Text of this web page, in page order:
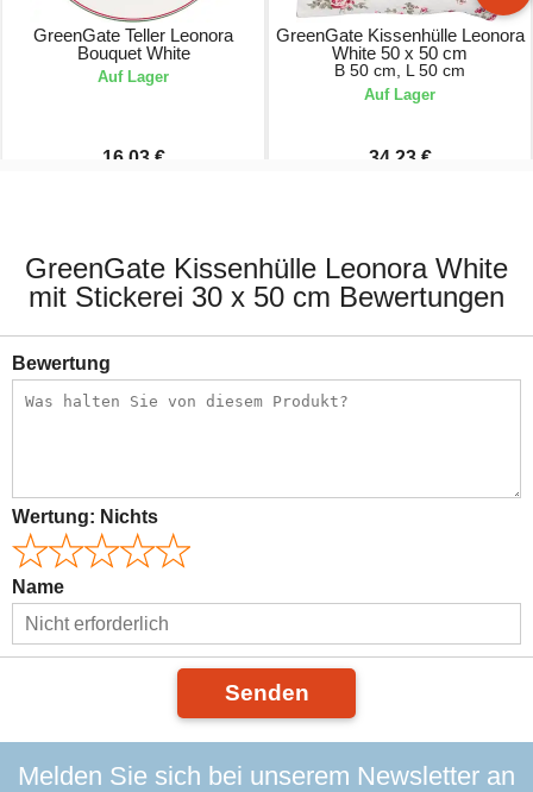
GreenGate Teller Leonora
Bouquet White
Auf Lager
16,03 €
GreenGate Kissenhülle Leonora
White 50 x 50 cm
B 50 cm, L 50 cm
Auf Lager
34,23 €
GreenGate Kissenhülle Leonora White
mit Stickerei 30 x 50 cm Bewertungen
Bewertung
Wertung: Nichts
Name
Senden
Melden Sie sich bei unserem Newsletter an